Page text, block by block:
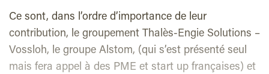
Ce sont, dans l’ordre d’importance de leur
contribution, le groupement Thalès-Engie Solutions –
Vossloh, le groupe Alstom, (qui s’est présenté seul
mais fera appel à des PME et start up françaises) et